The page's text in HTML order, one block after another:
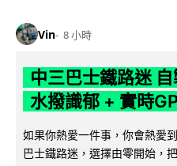
Vin 8 小時
中三巴士鐵路迷
水撥識郁 + 實時
如果你熱愛一件事，你會熱愛
巴士鐵路迷，選擇由零開始，